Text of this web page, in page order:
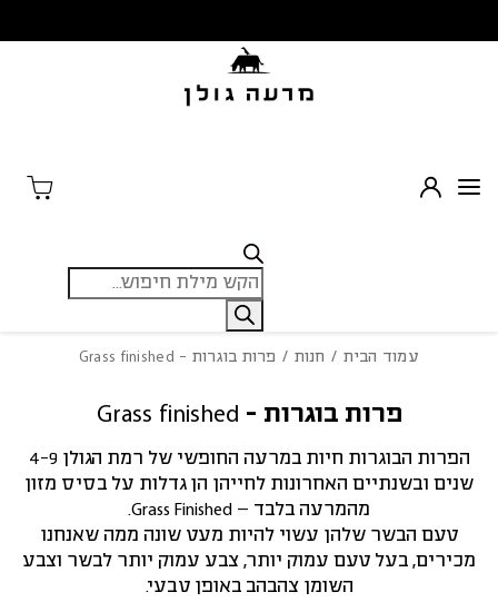
Products
search
עמוד הבית / חנות / פרות בוגרות - Grass finished
פרות בוגרות - Grass finished
הפרות הבוגרות חיות במרעה החופשי של רמת הגולן 4-9
שנים ובשנתיים האחרונות לחייהן הן גדלות על בסיס מזון
מהמרעה בלבד – Grass Finished.
טעם הבשר שלהן עשוי להיות מעט שונה ממה שאנחנו
מכירים, בעל טעם עמוק יותר, צבע עמוק יותר לבשר וצבע
השומן צהבהב באופן טבעי.